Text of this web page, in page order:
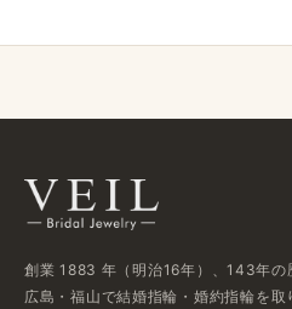
創業 1883 年​（明治16年）、​143年の​
広島・福山で​結婚指輪・婚約指輪を​